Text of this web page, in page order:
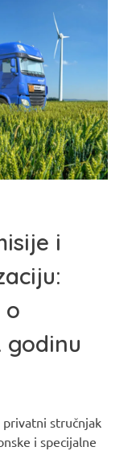
i
o
godinu
privatni stručnjak
i specijalne